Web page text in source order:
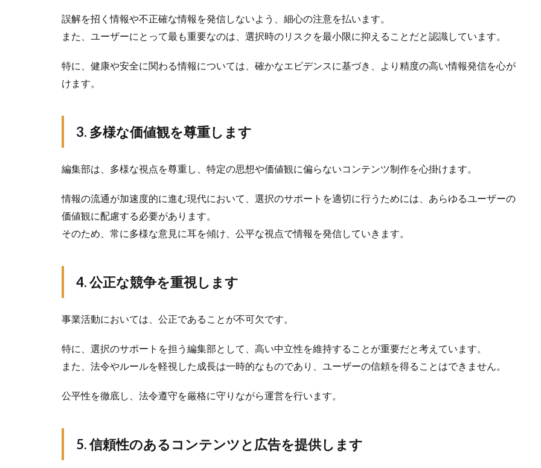
誤解を招く情報や不正確な情報を発信しないよう、細心の注意を払います。
また、ユーザーにとって最も重要なのは、選択時のリスクを最小限に抑えることだと認識しています。
特に、健康や安全に関わる情報については、確かなエビデンスに基づき、より精度の高い情報発信を心が
けます。
3. 多様な価値観を尊重します
編集部は、多様な視点を尊重し、特定の思想や価値観に偏らないコンテンツ制作を心掛けます。
情報の流通が加速度的に進む現代において、選択のサポートを適切に行うためには、あらゆるユーザーの
価値観に配慮する必要があります。
そのため、常に多様な意見に耳を傾け、公平な視点で情報を発信していきます。
4. 公正な競争を重視します
事業活動においては、公正であることが不可欠です。
特に、選択のサポートを担う編集部として、高い中立性を維持することが重要だと考えています。
また、法令やルールを軽視した成長は一時的なものであり、ユーザーの信頼を得ることはできません。
公平性を徹底し、法令遵守を厳格に守りながら運営を行います。
5. 信頼性のあるコンテンツと広告を提供します